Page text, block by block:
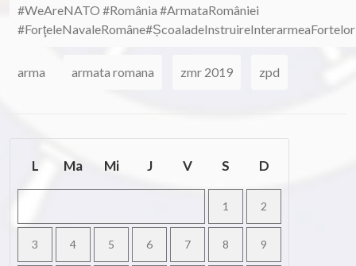
#WeAreNATO #România #ArmataRomâniei
arma armata romana zmr 2019 zpd
L Ma Mi J V S D
1 2
3 4 5 6 7 8 9